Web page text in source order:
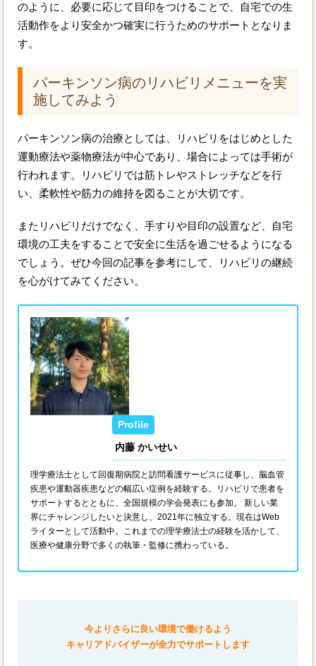
のように、必要に応じて目印をつけることで、自宅での生
活動作をより安全かつ確実に行うためのサポートとなりま
す。
パーキンソン病のリハビリメニューを実
施してみよう
パーキンソン病の治療としては、リハビリをはじめとした
運動療法や薬物療法が中心であり、場合によっては手術が
行われます。リハビリでは筋トレやストレッチなどを行
い、柔軟性や筋力の維持を図ることが大切です。
またリハビリだけでなく、手すりや目印の設置など、自宅
環境の工夫をすることで安全に生活を過ごせるようになる
でしょう。ぜひ今回の記事を参考にして、リハビリの継続
を心がけてみてください。
内藤 かいせい
理学療法士として回復期病院と訪問看護サービスに従事し、脳血管
疾患や運動器疾患などの幅広い症例を経験する。リハビリで患者を
サポートするとともに、全国規模の学会発表にも参加。 新しい業
界にチャレンジしたいと決意し、2021年に独立する。現在はWeb
ライターとして活動中。これまでの理学療法士の経験を活かして、
医療や健康分野で多くの執筆・監修に携わっている。
今よりさらに良い環境で働けるよう
キャリアドバイザーが全力でサポートします